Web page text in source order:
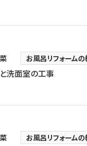
お風呂リフォーム
面室の工事
お風呂リフォーム